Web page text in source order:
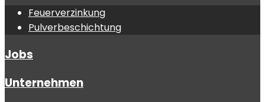
Feuerverzinkung
Pulverbeschichtung
Jobs
Unternehmen